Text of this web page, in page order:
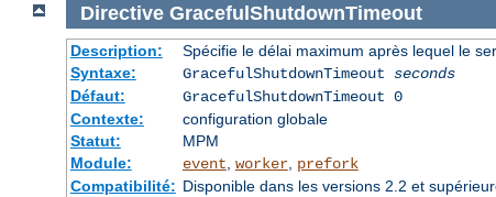
Directive GracefulShutdownTimeout
Description:
Spécifie le délai maximum après lequel le
Syntaxe:
GracefulShutdownTimeout seconds
Défaut:
GracefulShutdownTimeout 0
Contexte:
configuration globale
Statut:
MPM
Module:
event, worker, prefork
Compatibilité: Disponible dans les versions 2.2 et